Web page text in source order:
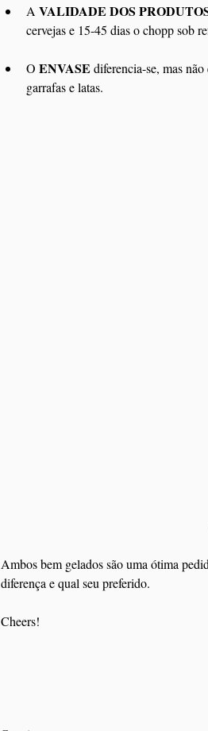
A VALIDADE DOS
cervejas e 15-45 dias o chopp sob
O ENVASE diferencia-se, mas
garrafas e latas.
Ambos bem gelados são uma ótima
diferença e qual seu preferido.
Cheers!